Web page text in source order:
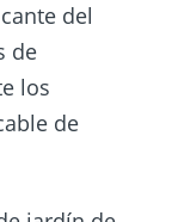
del
de
los
de